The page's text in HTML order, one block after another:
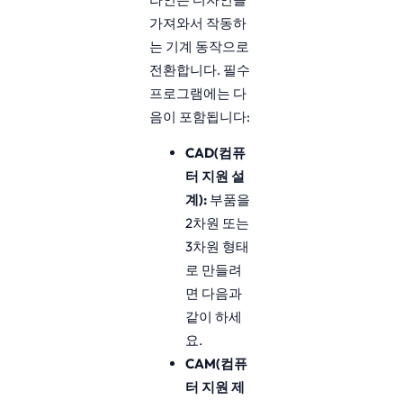
가져와서 작동하
는 기계 동작으로
전환합니다. 필수
프로그램에는 다
음이 포함됩니다:
CAD(컴퓨
터 지원 설
계): 부품을
2차원 또는
3차원 형태
로 만들려
면 다음과
같이 하세
요.
CAM(컴퓨
터 지원 제